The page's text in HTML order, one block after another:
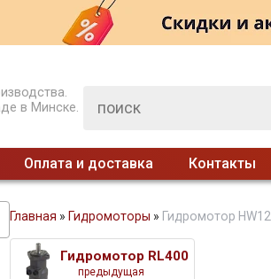
в Минске.
Оплата и доставка Контакты
Главная » Гидромоторы » Гидромотор
Гидромотор RL400
предыдущая